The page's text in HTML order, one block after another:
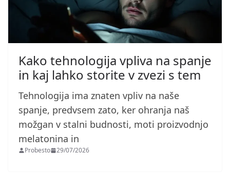
Kako tehnologija vpliva na spanje
in kaj lahko storite v zvezi s tem
Tehnologija ima znaten vpliv na naše
spanje, predvsem zato, ker ohranja naš
možgan v stalni budnosti, moti proizvodnjo
melatonina in
Probesto 29/07/2026